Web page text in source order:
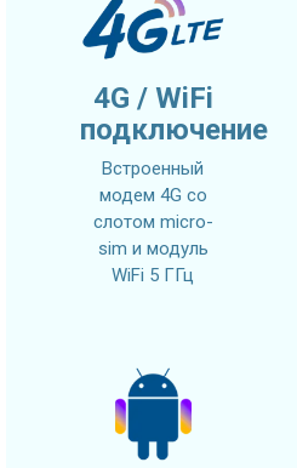
4G / WiFi
подключение
Встроенный
модем 4G со
слотом micro-
sim и модуль
WiFi 5 ГГц